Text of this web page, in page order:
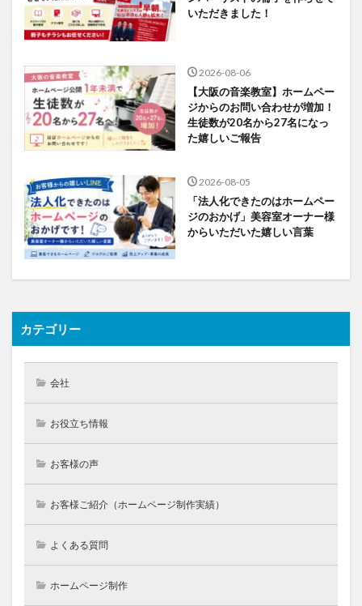
いただきました！
2026-08-06
【大阪の音楽教室】ホームペー
ジからのお問い合わせが増加！
生徒数が20名から27名になっ
た嬉しいご報告
2026-08-05
「法人化できたのはホームペー
ジのおかげ」美容室オーナー様
からいただいた嬉しい言葉
カテゴリー
会社
お役立ち情報
お客様の声
お客様ご紹介（ホームページ制作実績）
よくある質問
ホームページ制作